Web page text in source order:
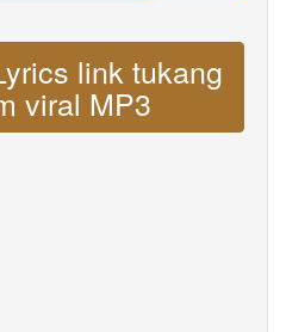
link tukang
viral MP3